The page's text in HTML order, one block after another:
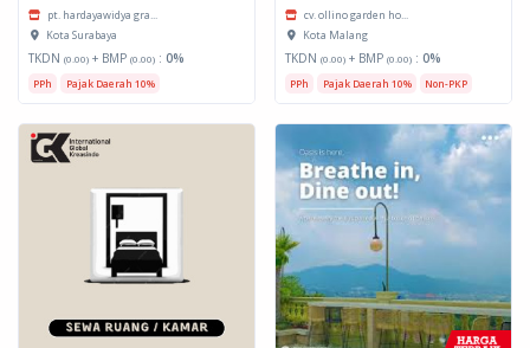
pt. hardayawidya gra...
Kota Surabaya
TKDN (0.00) + BMP (0.00) : 0%
PPh Pajak Daerah 10%
cv. ollino garden ho...
Kota Malang
TKDN (0.00) + BMP (0.00) : 0%
PPh Pajak Daerah 10% Non-PKP